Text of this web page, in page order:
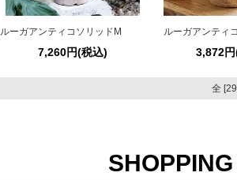
ルーガアンティコソリッドM
7,260円(税込)
ルーガアンティ
3,872
全